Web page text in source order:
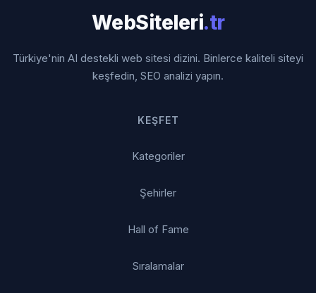
WebSiteleri.tr
Türkiye'nin AI destekli web sitesi dizini. Binlerce kaliteli siteyi
keşfedin, SEO analizi yapın.
KEŞFET
Kategoriler
Şehirler
Hall of Fame
Sıralamalar